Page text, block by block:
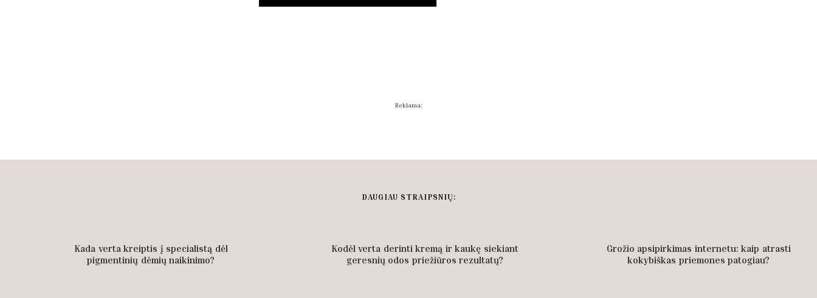
Reklama:
DAUGIAU STRAIPSNIŲ:
Kada verta kreiptis į specialistą dėl
pigmentinių dėmių naikinimo?
Kodėl verta derinti kremą ir kaukę siekiant
geresnių odos priežiūros rezultatų?
Grožio apsipirkimas internetu: kaip atrasti
kokybiškas priemones patogiau?